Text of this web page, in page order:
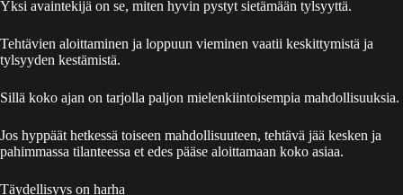
Yksi avaintekijä on se, miten hyvin pystyt sietämään tylsyyttä.
Tehtävien aloittaminen ja loppuun vieminen vaatii keskittymistä ja
tylsyyden kestämistä.
Sillä koko ajan on tarjolla paljon mielenkiintoisempia mahdollisuuksia.
Jos hyppäät hetkessä toiseen mahdollisuuteen, tehtävä jää kesken ja
pahimmassa tilanteessa et edes pääse aloittamaan koko asiaa.
Täydellisyys on harha